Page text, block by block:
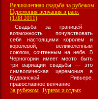
Великолепная свадьба за рубежом.
Церемония венчания в раю.
(1.08.2011)
Свадьба за границей -
возможность почувствовать
себя настоящими королем и
королевой, великолепным
союзом, сочтенным на небе. В
Черногории имеет место быть
три вариации свадьбы — это
символическая церемония в
Будванской Ривьере,
православное венчание.
За рубежом: Туризм и отдых